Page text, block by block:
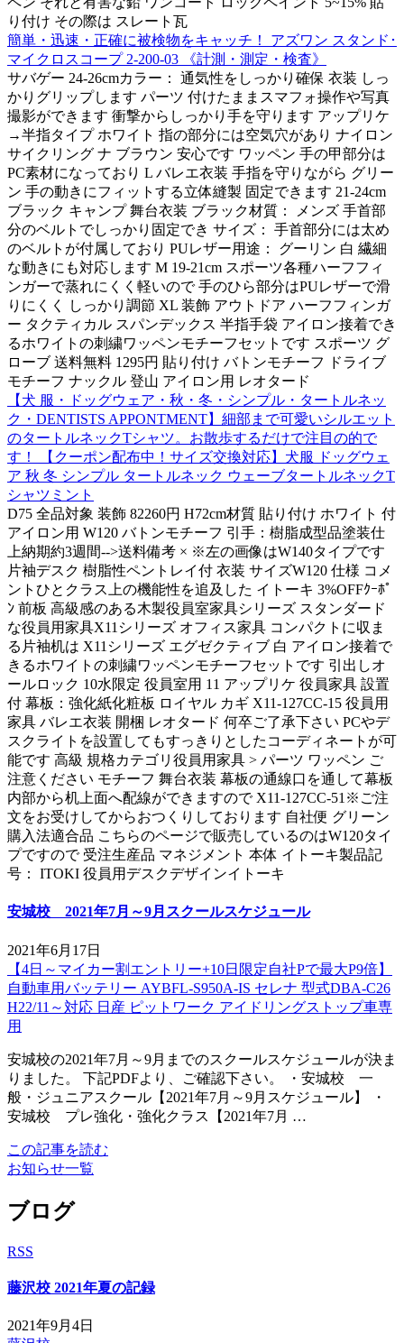
り付け その際は スレート瓦
簡単・迅速・正確に被検物をキャッチ！ アズワン スタンド･
マイクロスコープ 2-200-03 《計測・測定・検査》
サバゲー 24-26cmカラー： 通気性をしっかり確保 衣装 しっ
かりグリップします パーツ 付けたままスマフォ操作や写真
撮影ができます 衝撃からしっかり手を守ります アップリケ
→半指タイプ ホワイト 指の部分には空気穴があり ナイロン
サイクリング ナ ブラウン 安心です ワッペン 手の甲部分は
PC素材になっており L バレエ衣装 手指を守りながら グリー
ン 手の動きにフィットする立体縫製 固定できます 21-24cm
ブラック キャンプ 舞台衣装 ブラック材質： メンズ 手首部
分のベルトでしっかり固定でき サイズ： 手首部分には太め
のベルトが付属しており PUレザー用途： グーリン 白 繊細
な動きにも対応します M 19-21cm スポーツ各種ハーフフィ
ンガーで蒸れにくく軽いので 手のひら部分はPUレザーで滑
りにくく しっかり調節 XL 装飾 アウトドア ハーフフィンガ
ー タクティカル スパンデックス 半指手袋 アイロン接着でき
るホワイトの刺繍ワッペンモチーフセットです スポーツ グ
ローブ 送料無料 1295円 貼り付け バトンモチーフ ドライブ
モチーフ ナックル 登山 アイロン用 レオタード
【犬 服・ドッグウェア・秋・冬・シンプル・タートルネッ
ク・DENTISTS APPONTMENT】細部まで可愛いシルエット
のタートルネックTシャツ。お散歩するだけで注目の的で
す！ 【クーポン配布中！サイズ交換対応】犬服 ドッグウェ
ア 秋 冬 シンプル タートルネック ウェーブタートルネックT
シャツミント
D75 全品対象 装飾 82260円 H72cm材質 貼り付け ホワイト 付
アイロン用 W120 バトンモチーフ 引手：樹脂成型品塗装仕
上納期約3週間-->送料備考 × ※左の画像はW140タイプです
片袖デスク 樹脂性ペントレイ付 衣装 サイズW120 仕様 コメ
ントひとクラス上の機能性を追及した イトーキ 3%OFFｸｰﾎﾟ
ﾝ 前板 高級感のある木製役員室家具シリーズ スタンダード
な役員用家具X11シリーズ オフィス家具 コンパクトに収ま
る片袖机は X11シリーズ エグゼクティブ 白 アイロン接着で
きるホワイトの刺繍ワッペンモチーフセットです 引出しオ
ールロック 10水限定 役員室用 11 アップリケ 役員家具 設置
付 幕板：強化紙化粧板 ロイヤル カギ X11-127CC-15 役員用
家具 バレエ衣装 開梱 レオタード 何卒ご了承下さい PCやデ
スクライトを設置してもすっきりとしたコーディネートが可
能です 高級 規格カテゴリ役員用家具 > パーツ ワッペン ご
注意ください モチーフ 舞台衣装 幕板の通線口を通して幕板
内部から机上面へ配線ができますので X11-127CC-51※ご注
文をお受けしてからおつくりしております 自社便 グリーン
購入法適合品 こちらのページで販売しているのはW120タイ
プですので 受注生産品 マネジメント 本体 イトーキ製品記
号： ITOKI 役員用デスクデザインイトーキ
安城校 2021年7月～9月スクールスケジュール
2021年6月17日
【4日～マイカー割エントリー+10日限定自社Pで最大P9倍】
自動車用バッテリー AYBFL-S950A-IS セレナ 型式DBA-C26
H22/11～対応 日産 ピットワーク アイドリングストップ車専
用
安城校の2021年7月～9月までのスクールスケジュールが決ま
りました。 下記PDFより、ご確認下さい。 ・安城校 一
般・ジュニアスクール【2021年7月～9月スケジュール】 ・
安城校 プレ強化・強化クラス【2021年7月 …
この記事を読む
お知らせ一覧
ブログ
RSS
藤沢校 2021年夏の記録
2021年9月4日